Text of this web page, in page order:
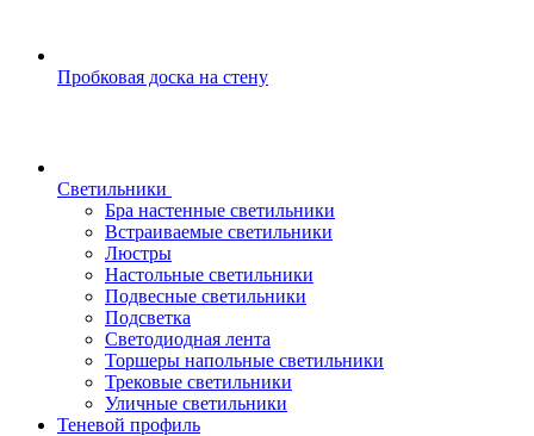
Пробковая доска на стену
Светильники
Бра настенные светильники
Встраиваемые светильники
Люстры
Настольные светильники
Подвесные светильники
Подсветка
Светодиодная лента
Торшеры напольные светильники
Трековые светильники
Уличные светильники
Теневой профиль